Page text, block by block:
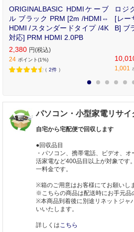
ORIGINALBASIC HDMIケーブ
ル ブラック PRM [2m /HDMI⇔
HDMI /スタンダードタイプ /4K
対応] PRM HDMI 2.0PB
2,380 円(税込)
24 ポイント(1%)
（ 2件 ）
ロジ
[レー
B] ブ
1,001
パソコン・小型家電リサイ
自宅から宅配便で回収します
●回収品目
・パソコン、携帯電話、ビデオ、
活家電など400品目以上が対象です
一料金です。
※箱のご用意はお客様にてお願いし
※こちらの商品は配送時にお手元品
※本商品到着後に別途リネットジャ
いいたします。
詳しくはこちら